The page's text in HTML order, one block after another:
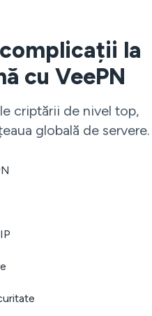
la
cu VeePN
criptării de nivel top,
globală de servere.